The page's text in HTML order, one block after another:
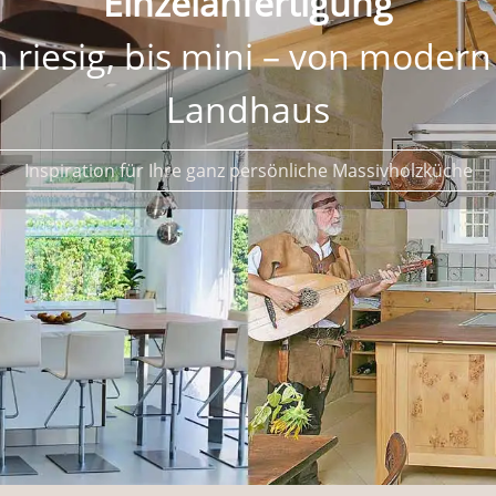
Massivholz
anderen ehrlichen
mit raffinierten Details, ganz nach Ihren Wünschen